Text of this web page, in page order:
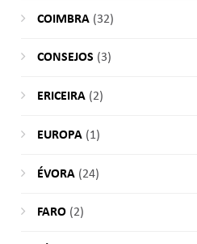
COIMBRA(32)
CONSEJOS (3)
ERICEIRA(2)
EUROPA(1)
ÉVORA(24)
FARO(2)